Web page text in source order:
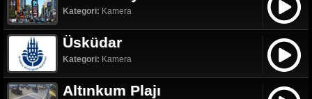
Kategori: Kamera
Üsküdar
Kategori: Kamera
Altınkum Plajı